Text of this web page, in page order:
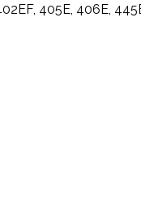
405E, 406E,